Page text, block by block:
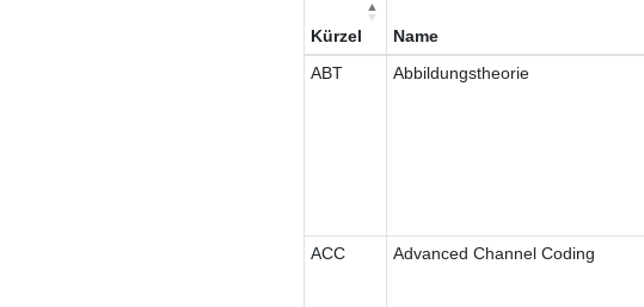
Kürzel Name
ABT
Abbildungstheorie
ACC Advanced Channel Coding